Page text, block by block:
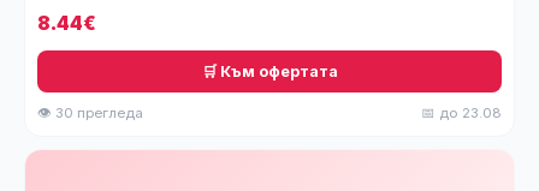
8.44€
🛒 Към офертата
👁 30 прегледа 📅 до 23.08